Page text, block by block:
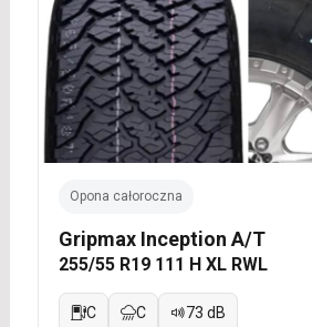
Opona całoroczna
Gripmax Inception A/T
255/55 R19 111 H XL RWL
C C 73 dB